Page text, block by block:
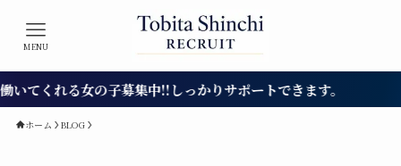
MENU
女の子募集中!!しっかりサポートできます。
ホーム BLOG